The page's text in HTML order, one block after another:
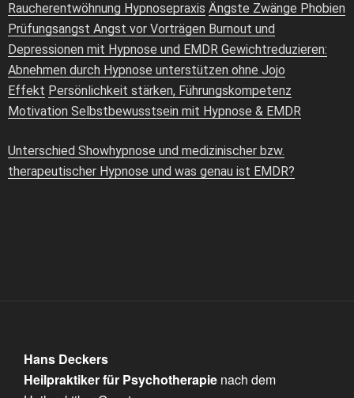
Raucherentwöhnung Hypnosepraxis Ängste Zwänge Phobien
Prüfungsangst Angst vor Vorträgen Burnout und
Depressionen mit Hypnose und EMDR Gewichtreduzieren:
Abnehmen durch Hypnose unterstützen ohne Jojo
Effekt Persönlichkeit stärken, Führungskompetenz
Motivation Selbstbewusstsein mit Hypnose & EMDR
Unterschied Showhypnose und medizinischer bzw.
therapeutischer Hypnose und was genau ist EMDR?
Hans Deckers
Heilpraktiker für Psychotherapie nach dem